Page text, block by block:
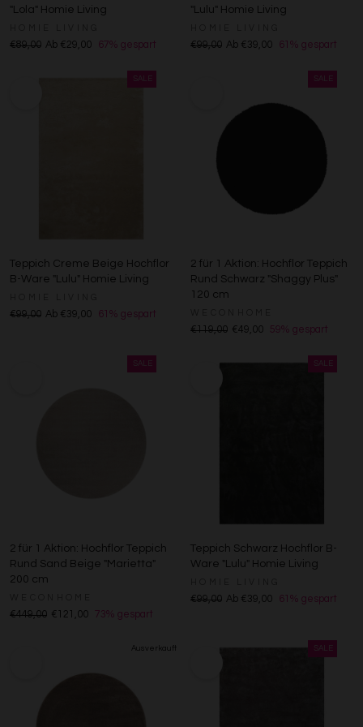
"Lola" Homie Living
€89,00 Ab €29,00 67% gespart
"Lulu" Homie Living
€99,00 Ab €39,00 61% gespart
Teppich Creme Beige Hochflor
B-Ware "Lulu" Homie Living
€99,00 Ab €39,00 61% gespart
2 für 1 Aktion: Hochflor Teppich
Rund Schwarz "Shaggy Plus"
120 cm
€119,00 €49,00 59% gespart
2 für 1 Aktion: Hochflor Teppich
Rund Sand Beige "Marietta"
200 cm
€449,00 €121,00 73% gespart
Teppich Schwarz Hochflor B-
Ware "Lulu" Homie Living
€99,00 Ab €39,00 61% gespart